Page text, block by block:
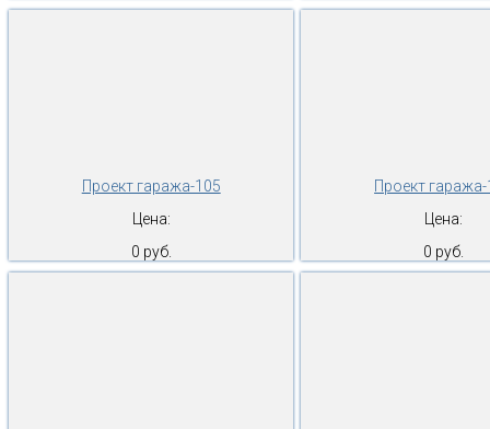
Проект гаража-105
Цена:
0 руб.
Проект
Цена:
0 руб.